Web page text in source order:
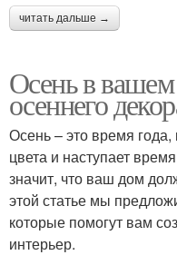
читать дальше →
Осень в
осеннего
Осень – это время года,
цвета и наступает
значит, что ваш дом
этой статье мы
которые помогут вам
интерьер.